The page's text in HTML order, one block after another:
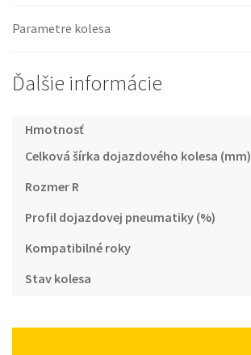
Parametre kolesa
Ďalšie informácie
Hmotnosť
Celková šírka dojazdového kolesa (mm)
Rozmer R
Profil dojazdovej pneumatiky (%)
Kompatibilné roky
Stav kolesa